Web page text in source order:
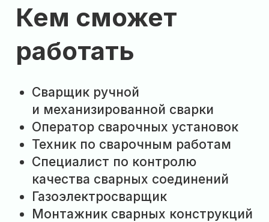
03
Подай заявление
СПИСОК ДОКУМЕНТОВ
02
Полный список
документов по ссылке:
профессией